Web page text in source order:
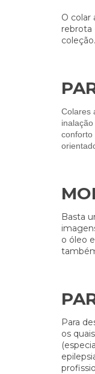
O colar
rebrota
Colares
conforto
Basta
o óleo
Para
os